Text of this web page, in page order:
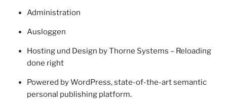
Administration
Ausloggen
Hosting und Design by Thorne Systems – Reloading
done right
Powered by WordPress, state-of-the-art semantic
personal publishing platform.